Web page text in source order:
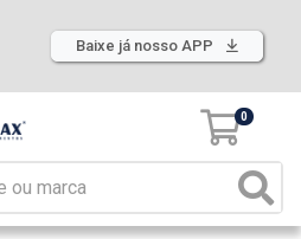
Baixe já nosso APP
0